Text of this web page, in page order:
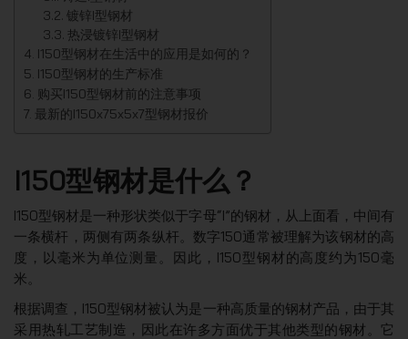
镀锌I型钢材
热浸镀锌I型钢材
I150型钢材在生活中的应用是如何的？
I150型钢材的生产标准
购买I150型钢材前的注意事项
最新的I150x75x5x7型钢材报价
I150型钢材是什么？
I150型钢材是一种形状类似于字母“I”的钢材，从上面看，中间有
一条横杆，两侧有两条纵杆。数字150通常被理解为该钢材的高
度，以毫米为单位测量。因此，I150型钢材的高度约为150毫
米。
根据调查，I150型钢材被认为是一种高质量的钢材产品，由于其
采用热轧工艺制造，因此在许多方面优于其他类型的钢材。它